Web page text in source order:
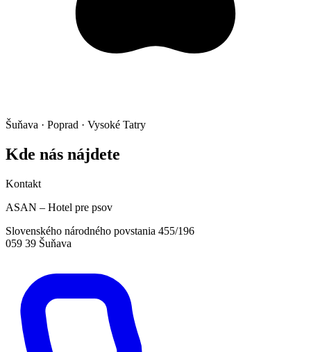
Šuňava · Poprad · Vysoké Tatry
Kde nás nájdete
Kontakt
ASAN – Hotel pre psov
Slovenského národného povstania 455/196
059 39 Šuňava